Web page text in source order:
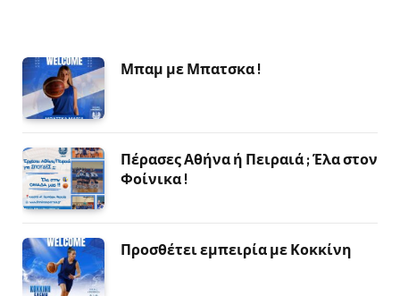
Μπαμ με Μπατσκα !
Πέρασες Αθήνα ή Πειραιά ; Έλα στον
Φοίνικα !
Προσθέτει εμπειρία με Κοκκίνη